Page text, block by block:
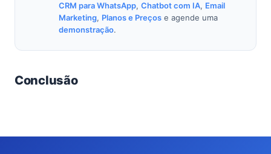
CRM para WhatsApp, Chatbot com IA, Email
Marketing, Planos e Preços e agende uma
demonstração.
Conclusão